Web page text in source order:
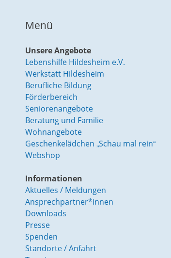
Menü
Unsere Angebote
Lebenshilfe Hildesheim e.V.
Werkstatt Hildesheim
Berufliche Bildung
Förderbereich
Seniorenangebote
Beratung und Familie
Wohnangebote
Geschenkelädchen „Schau mal rein“
Webshop
Informationen
Aktuelles / Meldungen
Ansprechpartner*innen
Downloads
Presse
Spenden
Standorte / Anfahrt